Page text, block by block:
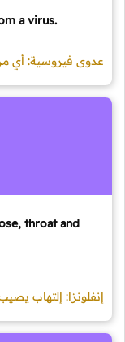
a virus.
عدوى فيروسية: أي
throat and
إنفلونزا: إلتهاب